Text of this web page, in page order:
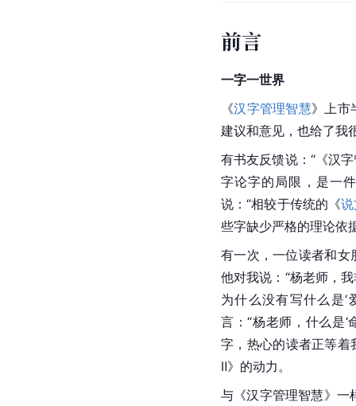
前言
一字一世界
《汉字管理智慧》上市
建议和意见，也给了我
有书友反馈说：“《汉
字论字的局限，是一
说：“相较于传统的《
些字缺少严格的理论依
有一次，一位读者和女
他对我说：“杨老师，
为什么没有写什么是‘
言：“杨老师，什么是
字，热心的读者正等
Ⅱ》的动力。
与《汉字管理智慧》一